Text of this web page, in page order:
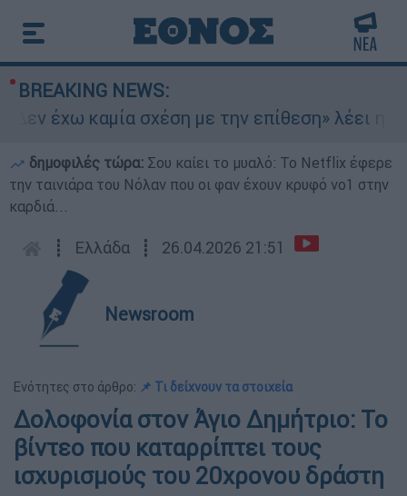
BREAKING NEWS:
έχω καμία σχέση με την επίθεση» λέει η
δημοφιλές τώρα: Σου καίει το μυαλό: Το Netflix έφερε
την ταινιάρα του Νόλαν που οι φαν έχουν κρυφό νο1 στην
καρδιά...
┋ Ελλάδα ┋ 26.04.2026 21:51
Newsroom
Ενότητες στο άρθρο: 📌 Τι δείχνουν τα στοιχεία
Δολοφονία στον Άγιο Δημήτριο: Το
βίντεο που καταρρίπτει τους
ισχυρισμούς του 20χρονου δράστη